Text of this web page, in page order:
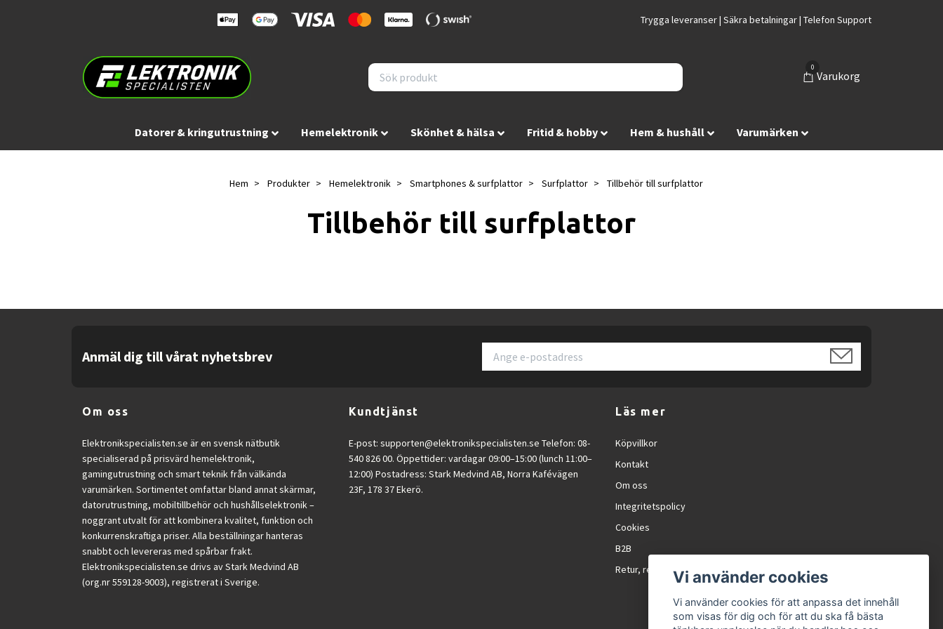
Trygga leveranser | Säkra betalningar | Telefon Support
0
Varukorg
Datorer & kringutrustning Hemelektronik Skönhet & hälsa Fritid & hobby Hem & hushåll Varumärken
Hem Produkter Hemelektronik Smartphones & surfplattor Surfplattor Tillbehör till surfplattor
Tillbehör till surfplattor
Anmäl dig till vårat nyhetsbrev
Om oss
Elektronikspecialisten.se är en svensk nätbutik
specialiserad på prisvärd hemelektronik,
gamingutrustning och smart teknik från välkända
varumärken. Sortimentet omfattar bland annat skärmar,
datorutrustning, mobiltillbehör och hushållselektronik –
noggrant utvalt för att kombinera kvalitet, funktion och
konkurrenskraftiga priser. Alla beställningar hanteras
snabbt och levereras med spårbar frakt.
Elektronikspecialisten.se drivs av Stark Medvind AB
(org.nr 559128-9003), registrerat i Sverige.
Kundtjänst
E-post: supporten@elektronikspecialisten.se Telefon: 08-
540 826 00. Öppettider: vardagar 09:00–15:00 (lunch 11:00–
12:00) Postadress: Stark Medvind AB, Norra Kafévägen
23F, 178 37 Ekerö.
Läs mer
Köpvillkor
Kontakt
Om oss
Integritetspolicy
Cookies
B2B
Retur, reklamation och RMAVi använder cookies
Vi använder cookies för att anpassa det innehåll
som visas för dig och för att du ska få bästa